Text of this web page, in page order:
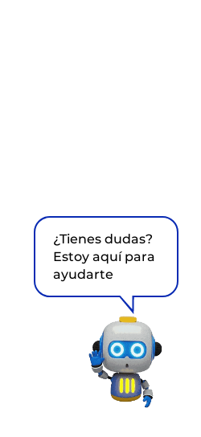
¿Tienes dudas?
Estoy aquí para
ayudarte